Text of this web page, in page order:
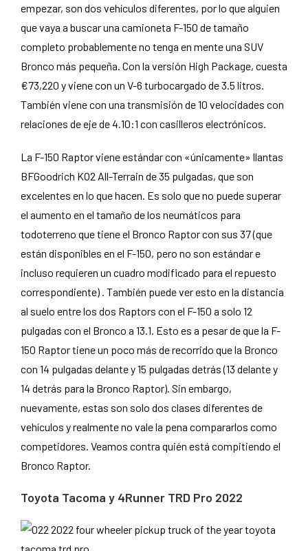
empezar, son dos vehículos diferentes, por lo que alguien
que vaya a buscar una camioneta F-150 de tamaño
completo probablemente no tenga en mente una SUV
Bronco más pequeña. Con la versión High Package, cuesta
€73,220 y viene con un V-6 turbocargado de 3.5 litros.
También viene con una transmisión de 10 velocidades con
relaciones de eje de 4.10:1 con casilleros electrónicos.
La F-150 Raptor viene estándar con «únicamente» llantas
BFGoodrich KO2 All-Terrain de 35 pulgadas, que son
excelentes en lo que hacen. Es solo que no puede superar
el aumento en el tamaño de los neumáticos para
todoterreno que tiene el Bronco Raptor con sus 37 (que
están disponibles en el F-150, pero no son estándar e
incluso requieren un cuadro modificado para el repuesto
correspondiente) . También puede ver esto en la distancia
al suelo entre los dos Raptors con el F-150 a solo 12
pulgadas con el Bronco a 13.1. Esto es a pesar de que la F-
150 Raptor tiene un poco más de recorrido que la Bronco
con 14 pulgadas delante y 15 pulgadas detrás (13 delante y
14 detrás para la Bronco Raptor). Sin embargo,
nuevamente, estas son solo dos clases diferentes de
vehículos y realmente no vale la pena compararlos como
competidores. Veamos contra quién está compitiendo el
Bronco Raptor.
Toyota Tacoma y 4Runner TRD Pro 2022